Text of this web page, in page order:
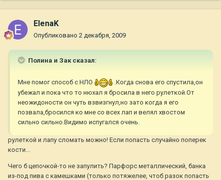
ElenaK
Опубликовано 2 декабря, 2009
Полина и Зак сказал:
Мне помог способ с НЛО
.Когда снова его спустила,он
убежал и пока что то нюхал я бросила в него рулеткой.От
неожидоности он чуть взвизгнул,но зато когда я его
позвала,бросился ко мне со всех лап и велял хвостом
сильно сильно.Видимо испугался очень.
рулеткой и лапу сломать можно! Если попасть случайно поперек
кости...
Чего б цепочкой-то не запулить? Парфорс металлический, банка
из-под пива с камешками (только потяжелее, чтоб разок попасть